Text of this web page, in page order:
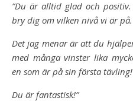
”Du är alltid glad och
bry dig om vilken nivå vi är på.
Det jag menar är att du
med många vinster lika
en som är på sin första tävling!
Du är fantastisk!”